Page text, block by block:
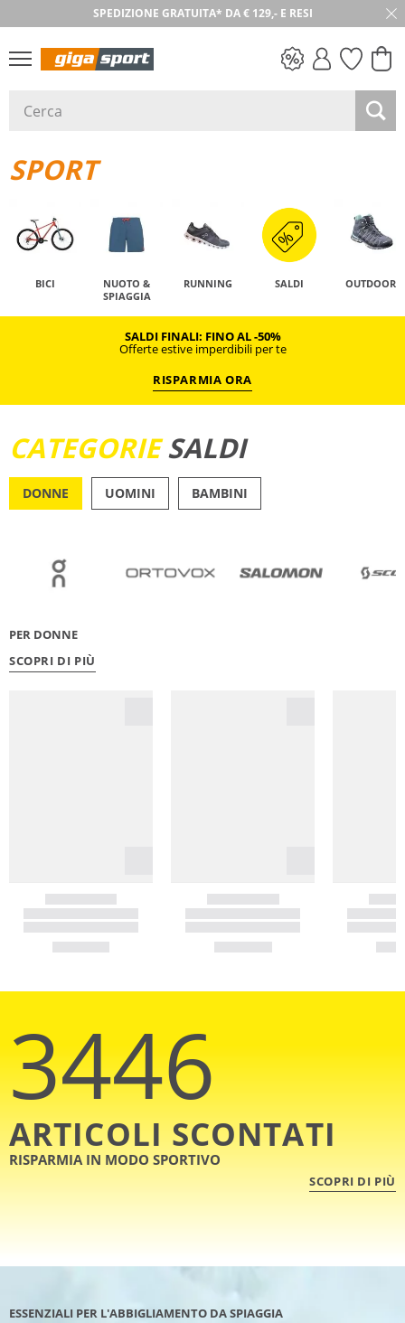
SPEDIZIONE GRATUITA* DA € 129,- E RESI
SPORT
BICI
NUOTO &
SPIAGGIA
RUNNING SALDI OUTDOOR
SALDI FINALI: FINO AL -50%
Offerte estive imperdibili per te
RISPARMIA ORA
CATEGORIESALDI
DONNE UOMINI BAMBINI
PER DONNE
SCOPRI DI PIÙ
3446
ARTICOLI SCONTATI
RISPARMIA IN MODO SPORTIVO
SCOPRI DI PIÙ
ESSENZIALI PER L'ABBIGLIAMENTO DA SPIAGGIA